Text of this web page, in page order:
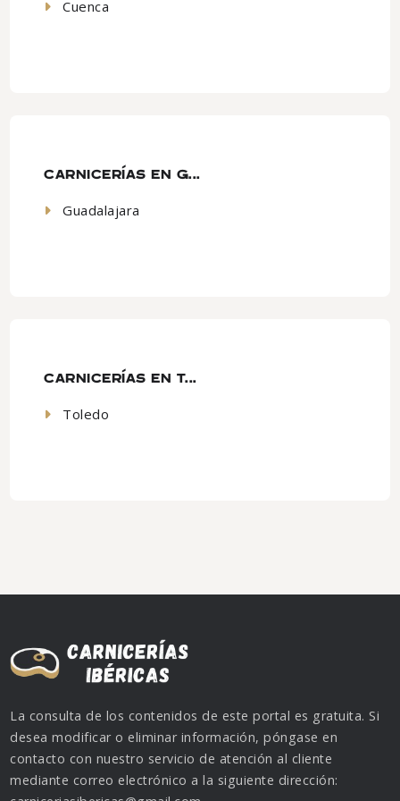
Cuenca
CARNICERÍAS EN G...
Guadalajara
CARNICERÍAS EN T...
Toledo
La consulta de los contenidos de este portal es gratuita. Si
desea modificar o eliminar información, póngase en
contacto con nuestro servicio de atención al cliente
mediante correo electrónico a la siguiente dirección: